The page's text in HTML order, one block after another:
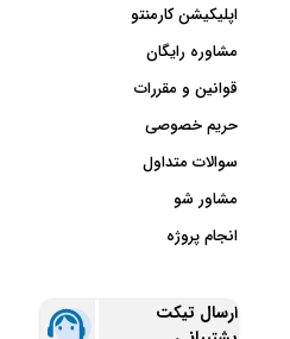
اپلیکیشن کارمنتو
مشاوره رایگان
قوانین و مقررات
حریم خصوصی
سوالات متداول
مشاور شو
انجام پروژه
ارسال تیکت